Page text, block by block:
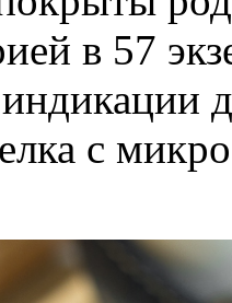
в 57
с